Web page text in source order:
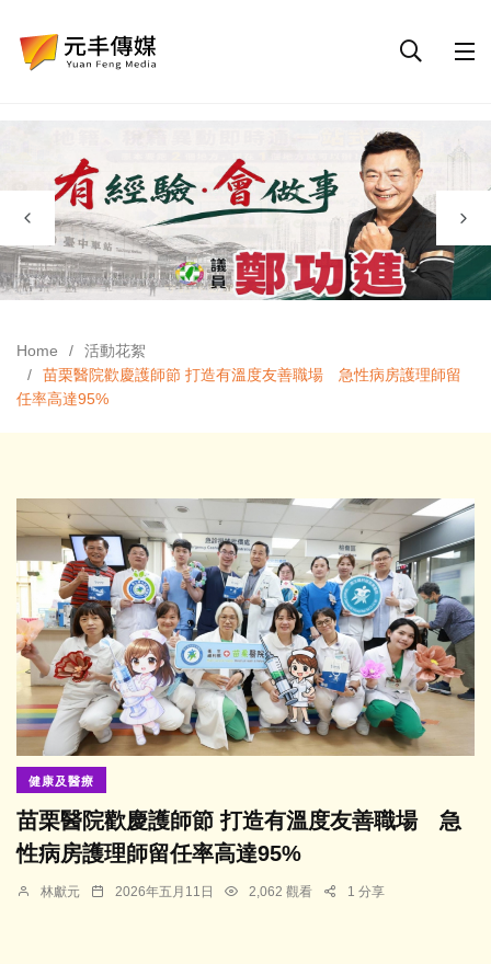
Home
活動花絮
苗栗醫院歡慶護師節 打造有溫度友善職場 急性病房護理師留
任率高達95%
健康及醫療
苗栗醫院歡慶護師節 打造有溫度友善職場 急
性病房護理師留任率高達95%
林獻元 2026年五月11日 2,062 觀看 1 分享